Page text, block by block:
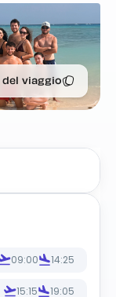
viaggio
09:00 14:25
15:15 19:05